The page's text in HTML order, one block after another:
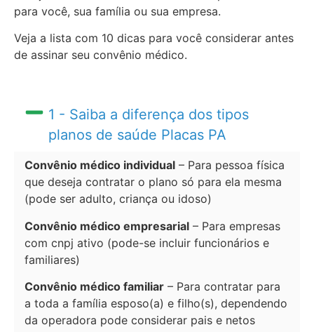
para você, sua família ou sua empresa.
Veja a lista com 10 dicas para você considerar antes
de assinar seu convênio médico.
1 - Saiba a diferença dos tipos
planos de saúde Placas PA
Convênio médico individual – Para pessoa física
que deseja contratar o plano só para ela mesma
(pode ser adulto, criança ou idoso)
Convênio médico empresarial – Para empresas
com cnpj ativo (pode-se incluir funcionários e
familiares)
Convênio médico familiar – Para contratar para
a toda a família esposo(a) e filho(s), dependendo
da operadora pode considerar pais e netos